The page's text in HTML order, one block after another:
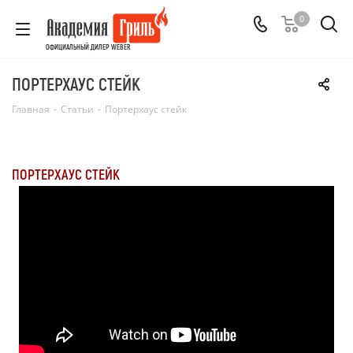
ОФИЦИАЛЬНЫЙ ДИЛЕР WEBER
0
ПОРТЕРХАУС СТЕЙК
Главная - Статьи - Портерхаус стейк
ПОРТЕРХАУС СТЕЙК